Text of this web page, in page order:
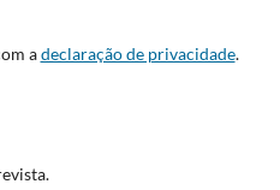
adeclaração de privacidade.